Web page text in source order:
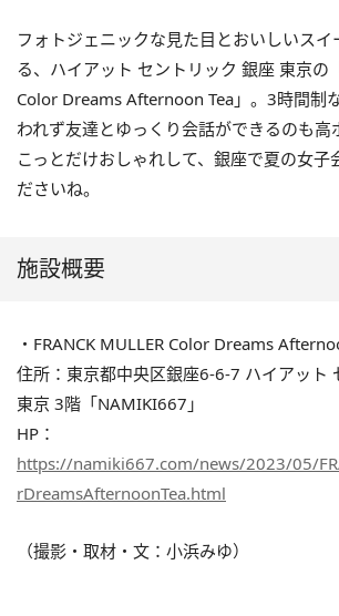
フォトジェニックな見た目とおいしいスイ
る、ハイアット セントリック 銀座 東京の
Color Dreams Afternoon Tea」。3時間制
われず友達とゆっくり会話ができるのも高
こっとだけおしゃれして、銀座で夏の女子
ださいね。
施設概要
・FRANCK MULLER Color Dreams
住所：東京都中央区銀座6-6-7 ハイアット
東京 3階「NAMIKI667」
HP：
https://namiki667.com/news/2023/05/
rDreamsAfternoonTea.html
（撮影・取材・文：小浜みゆ）